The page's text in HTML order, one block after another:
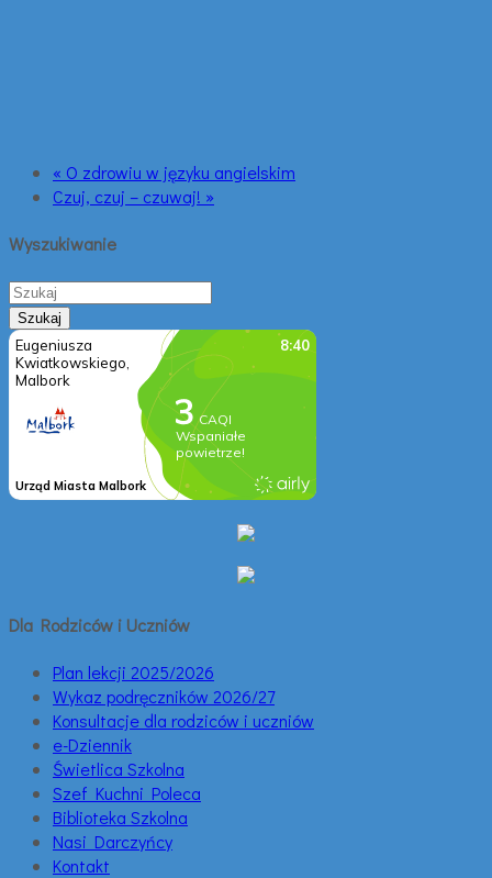
« O zdrowiu w języku angielskim
Czuj, czuj – czuwaj! »
Wyszukiwanie
Dla Rodziców i Uczniów
Plan lekcji 2025/2026
Wykaz podręczników 2026/27
Konsultacje dla rodziców i uczniów
e-Dziennik
Świetlica Szkolna
Szef Kuchni Poleca
Biblioteka Szkolna
Nasi Darczyńcy
Kontakt